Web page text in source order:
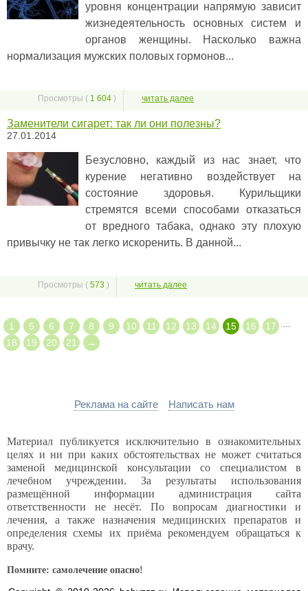
уровня концентрации напрямую зависит
жизнедеятельность основных систем и
органов женщины. Насколько важна
нормализация мужских половых гормонов...
Просмотры ( 1 604 ) читать далее
Заменители сигарет: так ли они полезны?
27.01.2014
Безусловно, каждый из нас знает, что
курение негативно воздействует на
состояние здоровья. Курильщики
стремятся всеми способами отказаться
от вредного табака, однако эту плохую
привычку не так легко искоренить. В данной...
Просмотры ( 573 ) читать далее
1 5 6 7 8 9 10 11 12 13 14 15 16
17
18
19 20 21 →
Реклама на сайте Написать нам
Материал публикуется исключительно в ознакомительных
целях и ни при каких обстоятельствах не может считаться
заменой медицинской консультации со специалистом в
лечебном учреждении. За результаты использования
размещённой информации администрация сайта
ответственности не несёт. По вопросам диагностики и
лечения, а также назначения медицинских препаратов и
определения схемы их приёма рекомендуем обращаться к
врачу.
Помните: самолечение опасно!